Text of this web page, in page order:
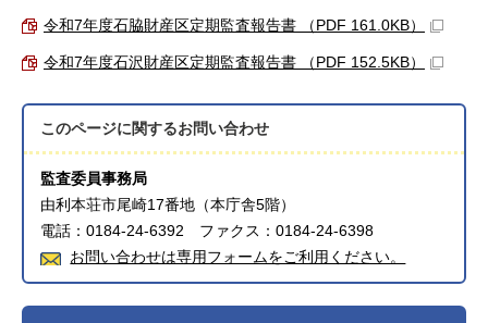
令和7年度石脇財産区定期監査報告書 （PDF 161.0KB）
令和7年度石沢財産区定期監査報告書 （PDF 152.5KB）
このページに関するお問い合わせ
監査委員事務局
由利本荘市尾崎17番地（本庁舎5階）
電話：0184-24-6392 ファクス：0184-24-6398
お問い合わせは専用フォームをご利用ください。